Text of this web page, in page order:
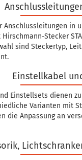
Anschlussleitungen in
Stecker
sind Steckertyp,
Einstellkabel
Einstellsets dienen
Varianten mit
die Anpassung an